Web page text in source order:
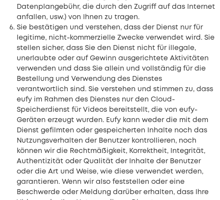
Datenplangebühr, die durch den Zugriff auf das Internet
anfallen, usw.) von Ihnen zu tragen.
Sie bestätigen und verstehen, dass der Dienst nur für
legitime, nicht-kommerzielle Zwecke verwendet wird. Sie
stellen sicher, dass Sie den Dienst nicht für illegale,
unerlaubte oder auf Gewinn ausgerichtete Aktivitäten
verwenden und dass Sie allein und vollständig für die
Bestellung und Verwendung des Dienstes
verantwortlich sind. Sie verstehen und stimmen zu, dass
eufy im Rahmen des Dienstes nur den Cloud-
Speicherdienst für Videos bereitstellt, die von eufy-
Geräten erzeugt wurden. Eufy kann weder die mit dem
Dienst gefilmten oder gespeicherten Inhalte noch das
Nutzungsverhalten der Benutzer kontrollieren, noch
können wir die Rechtmäßigkeit, Korrektheit, Integrität,
Authentizität oder Qualität der Inhalte der Benutzer
oder die Art und Weise, wie diese verwendet werden,
garantieren. Wenn wir also feststellen oder eine
Beschwerde oder Meldung darüber erhalten, dass Ihre